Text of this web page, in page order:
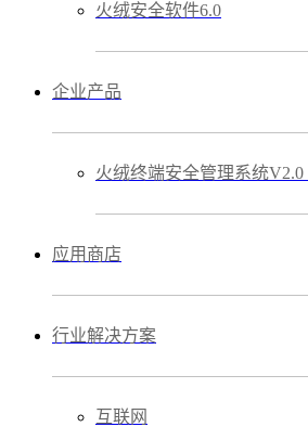
火绒安全软件6.0
企业产品
火绒终端安全管理系统V2.0
应用商店
行业解决方案
互联网